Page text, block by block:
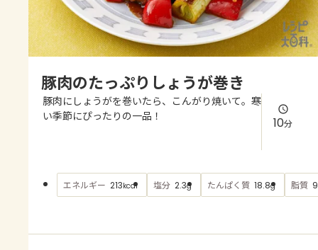
レシピ
よくあるお問い合わせ
AJINOMOTO PARK とは
豚肉のたっぷりしょうが巻き
豚肉にしょうがを巻いたら、こんがり焼いて。寒
い季節にぴったりの一品！
10分
エネルギー 213kcal 塩分 2.3g たんぱく質 18.8g 脂質